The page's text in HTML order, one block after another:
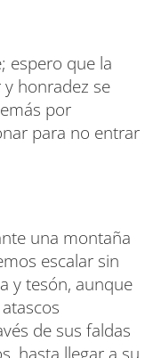
espero que la
honradez se
por
para no entrar
una montaña
escalar sin
y tesón, aunque
de sus faldas